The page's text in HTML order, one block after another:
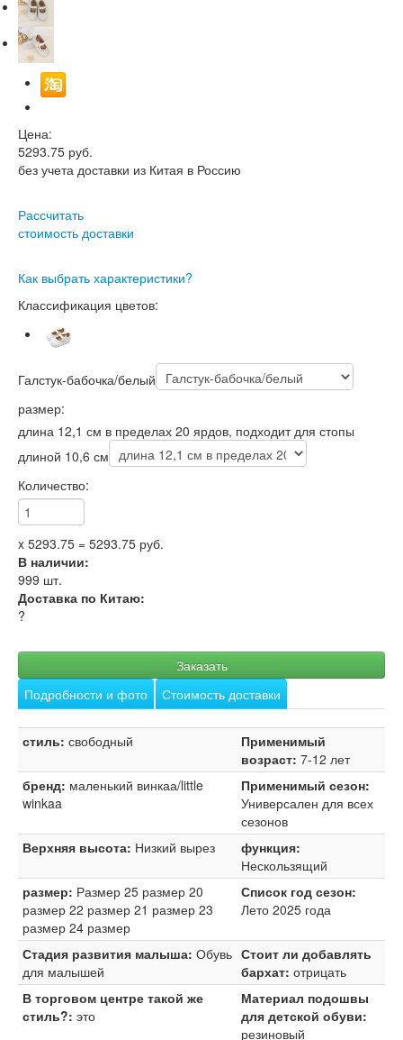
Цена:
5293.75 руб.
без учета доставки из Китая в Россию
Рассчитать
стоимость доставки
Как выбрать характеристики?
Классификация цветов:
Галстук-бабочка/белый
размер:
длина 12,1 см в пределах 20 ярдов, подходит для стопы
длиной 10,6 см
Количество:
x 5293.75 = 5293.75 руб.
В наличии:
999 шт.
Доставка по Китаю:
?
Заказать
Подробности и фото
Стоимость доставки
стиль: свободный
Применимый
возраст: 7-12 лет
бренд: маленький винкаа/little
winkaa
Применимый сезон:
Универсален для всех
сезонов
Верхняя высота: Низкий вырез
функция:
Нескользящий
размер: Размер 25 размер 20
размер 22 размер 21 размер 23
размер 24 размер
Список год сезон:
Лето 2025 года
Стадия развития малыша: Обувь
для малышей
Стоит ли добавлять
бархат: отрицать
В торговом центре такой же
стиль?: это
Материал подошвы
для детской обуви:
резиновый